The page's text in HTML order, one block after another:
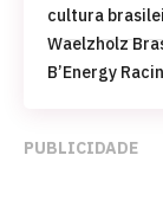
cultura
Waelzholz
B’Energy
PUBLICIDADE